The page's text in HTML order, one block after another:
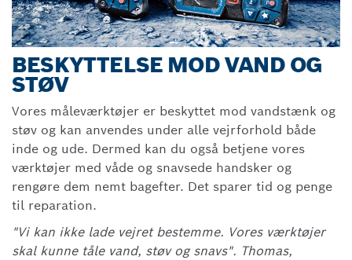
BESKYTTELSE MOD VAND OG
STØV
Vores måleværktøjer er beskyttet mod vandstænk og
støv og kan anvendes under alle vejrforhold både
inde og ude. Dermed kan du også betjene vores
værktøjer med våde og snavsede handsker og
rengøre dem nemt bagefter. Det sparer tid og penge
til reparation.
"Vi kan ikke lade vejret bestemme. Vores værktøjer
skal kunne tåle vand, støv og snavs". Thomas,